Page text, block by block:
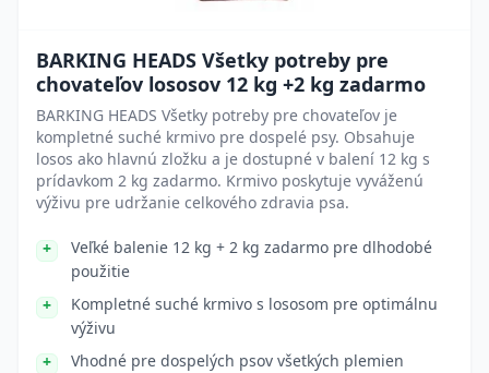
BARKING HEADS Všetky potreby pre
chovateľov lososov 12 kg +2 kg zadarmo
BARKING HEADS Všetky potreby pre chovateľov je
kompletné suché krmivo pre dospelé psy. Obsahuje
losos ako hlavnú zložku a je dostupné v balení 12 kg s
prídavkom 2 kg zadarmo. Krmivo poskytuje vyváženú
výživu pre udržanie celkového zdravia psa.
Veľké balenie 12 kg + 2 kg zadarmo pre dlhodobé
použitie
Kompletné suché krmivo s lososom pre optimálnu
výživu
Vhodné pre dospelých psov všetkých plemien